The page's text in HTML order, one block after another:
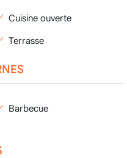
Cuisine ouverte
Terrasse
Barbecue